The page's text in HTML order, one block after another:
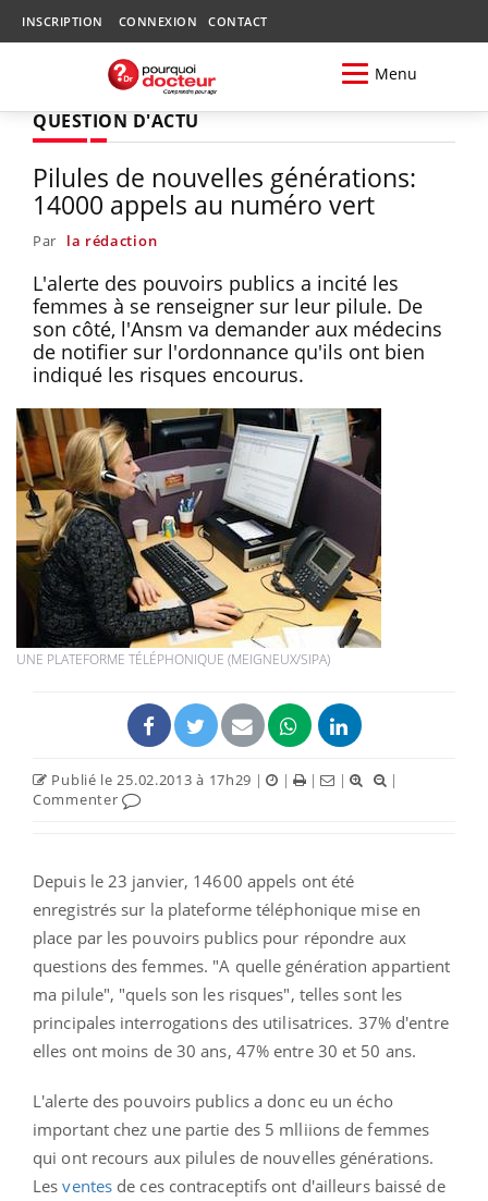
INSCRIPTION CONNEXION CONTACT
Menu
QUESTION D'ACTU
Pilules de nouvelles générations:
14000 appels au numéro vert
Par la rédaction
L'alerte des pouvoirs publics a incité les
femmes à se renseigner sur leur pilule. De
son côté, l'Ansm va demander aux médecins
de notifier sur l'ordonnance qu'ils ont bien
indiqué les risques encourus.
UNE PLATEFORME TÉLÉPHONIQUE (MEIGNEUX/SIPA)
Publié le 25.02.2013 à 17h29 | | | |
|
Commenter
Depuis le 23 janvier, 14600 appels ont été
enregistrés sur la plateforme téléphonique mise en
place par les pouvoirs publics pour répondre aux
questions des femmes. "A quelle génération appartient
ma pilule", "quels son les risques", telles sont les
principales interrogations des utilisatrices. 37% d'entre
elles ont moins de 30 ans, 47% entre 30 et 50 ans.
L'alerte des pouvoirs publics a donc eu un écho
important chez une partie des 5 mlliions de femmes
qui ont recours aux pilules de nouvelles générations.
Lesventes de ces contraceptifs ont d'ailleurs baissé de